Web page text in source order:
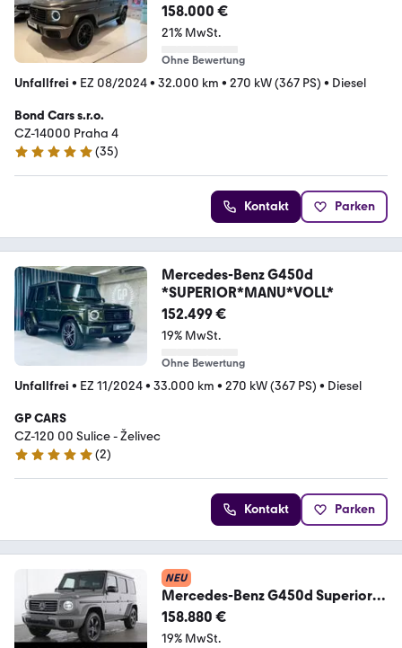
158.000 €
21% MwSt.
Ohne Bewertung
Unfallfrei • EZ 08/2024• 32.000 km • 270 kW (367 PS) • Diesel
Bond Cars s.r.o.
CZ-14000 Praha 4
5 Sterne
(35)
Kontakt Parken
Mercedes-Benz G450d
*SUPERIOR*MANU*VOLL*
152.499 €
19% MwSt.
Ohne Bewertung
Unfallfrei • EZ 11/2024• 33.000 km • 270 kW (367 PS) • Diesel
GP CARS
CZ-120 00 Sulice - Želivec
5 Sterne
(2)
Kontakt Parken
NEU
Mercedes-Benz G450d Superior
Prof.Reserverad Carbon MLED
Night
158.880 €
19% MwSt.